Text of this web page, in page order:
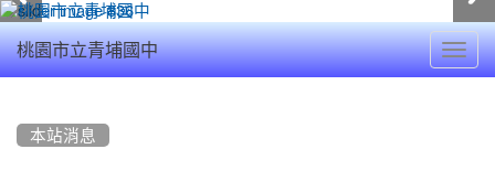
桃園市立青埔國中
本站消息